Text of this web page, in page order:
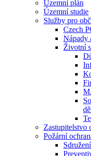
Územní plán
Územní studie
Služby pro
Czech
Nápady
Životní
Zastupitelstvo
Požární